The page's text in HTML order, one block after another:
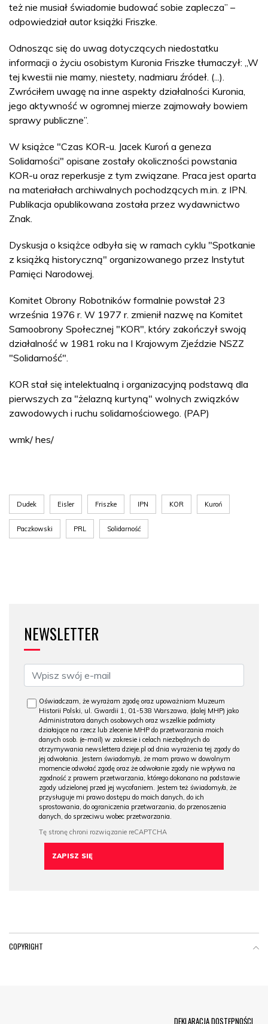
też nie musiał świadomie budować sobie zaplecza” –
odpowiedział autor książki Friszke.
Odnosząc się do uwag dotyczących niedostatku
informacji o życiu osobistym Kuronia Friszke tłumaczył: „W
tej kwestii nie mamy, niestety, nadmiaru źródeł. (...).
Zwróciłem uwagę na inne aspekty działalności Kuronia,
jego aktywność w ogromnej mierze zajmowały bowiem
sprawy publiczne”.
W książce "Czas KOR-u. Jacek Kuroń a geneza
Solidarności" opisane zostały okoliczności powstania
KOR-u oraz reperkusje z tym związane. Praca jest oparta
na materiałach archiwalnych pochodzących m.in. z IPN.
Publikacja opublikowana została przez wydawnictwo
Znak.
Dyskusja o książce odbyła się w ramach cyklu "Spotkanie
z książką historyczną" organizowanego przez Instytut
Pamięci Narodowej.
Komitet Obrony Robotników formalnie powstał 23
września 1976 r. W 1977 r. zmienił nazwę na Komitet
Samoobrony Społecznej "KOR", który zakończył swoją
działalność w 1981 roku na I Krajowym Zjeździe NSZZ
"Solidarność".
KOR stał się intelektualną i organizacyjną podstawą dla
pierwszych za "żelazną kurtyną" wolnych związków
zawodowych i ruchu solidarnościowego. (PAP)
wmk/ hes/
Dudek Eisler Friszke IPN KOR Kuroń
Paczkowski PRL Solidarność
NEWSLETTER
Oświadczam, że wyrażam zgodę oraz upoważniam Muzeum
Historii Polski, ul. Gwardii 1, 01-538 Warszawa, (dalej MHP) jako
Administratora danych osobowych oraz wszelkie podmioty
działające na rzecz lub zlecenie MHP do przetwarzania moich
danych osob. (e-mail) w zakresie i celach niezbędnych do
otrzymywania newslettera dzieje.pl od dnia wyrażenia tej zgody do
jej odwołania. Jestem świadomy/a, że mam prawo w dowolnym
momencie odwołać zgodę oraz że odwołanie zgody nie wpływa na
zgodność z prawem przetwarzania, którego dokonano na podstawie
zgody udzielonej przed jej wycofaniem. Jestem też świadomy/a, że
przysługuje mi prawo dostępu do moich danych, do ich
sprostowania, do ograniczenia przetwarzania, do przenoszenia
danych, do sprzeciwu wobec przetwarzania.
COPYRIGHT
DEKLARACJA DOSTĘPNOŚCI